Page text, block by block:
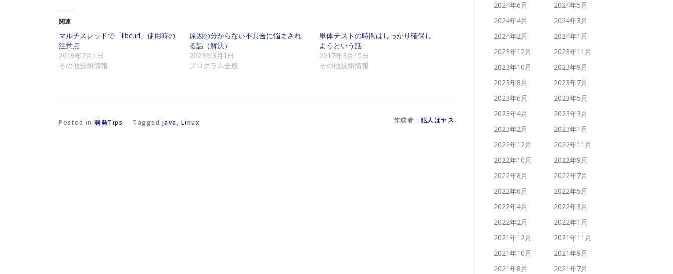
て
に
メ
ー
ル
で
リ
ン
い
で
共
す
る
に
は
く
だ
共
有
き
ま
関連
マルチスレッドで「libcurl」使用時の
注意点
2019年7月1日
その他技術情報
原因の分からない不具合に悩まされ
る話（解決）
2023年3月1日
プログラム全般
単体テストの時間はしっかり確保し
ようという話
2017年3月15日
その他技術情報
Posted in 開発Tips Tagged java, Linux 作成者 : 犯人はヤス
2024年6月
2024年5月
2024年4月
2024年3月
2024年2月
2024年1月
2023年12月
2023年11月
2023年10月
2023年9月
2023年8月
2023年7月
2023年6月
2023年5月
2023年4月
2023年3月
2023年2月
2023年1月
2022年12月
2022年11月
2022年10月
2022年9月
2022年8月
2022年7月
2022年6月
2022年5月
2022年4月
2022年3月
2022年2月
2022年1月
2021年12月
2021年11月
2021年10月
2021年9月
2021年8月
2021年7月